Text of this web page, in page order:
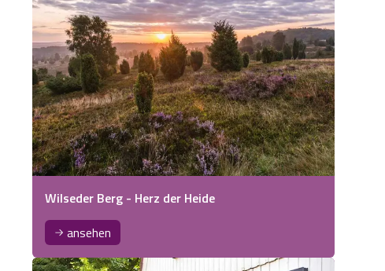
Wilseder Berg - Herz der Heide
ansehen